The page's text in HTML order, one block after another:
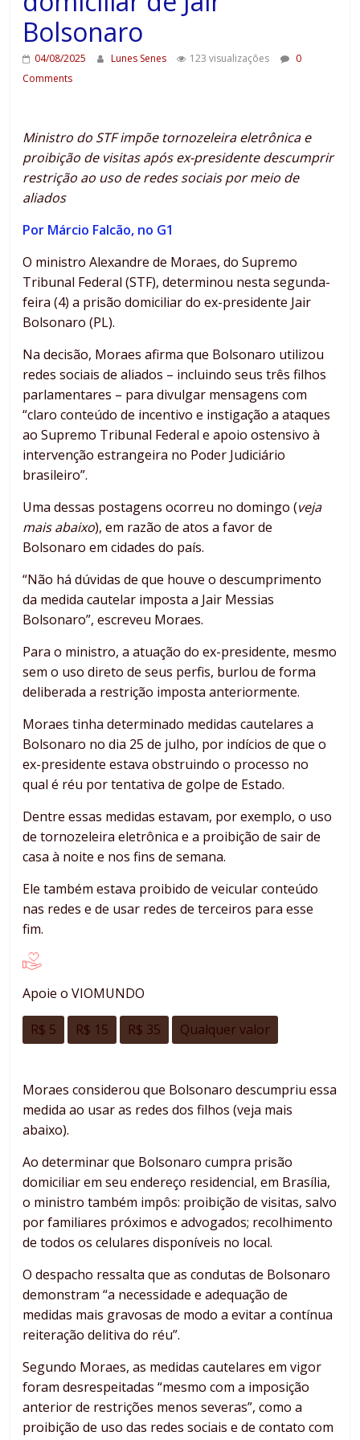
Bolsonaro
04/08/2025 Lunes Senes 123 visualizações
0
Comments
Ministro do STF impõe tornozeleira eletrônica e
proibição de visitas após ex-presidente descumprir
restrição ao uso de redes sociais por meio de
aliados
Por Márcio Falcão, no G1
O ministro Alexandre de Moraes, do Supremo
Tribunal Federal (STF), determinou nesta segunda-
feira (4) a prisão domiciliar do ex-presidente Jair
Bolsonaro (PL).
Na decisão, Moraes afirma que Bolsonaro utilizou
redes sociais de aliados – incluindo seus três filhos
parlamentares – para divulgar mensagens com
“claro conteúdo de incentivo e instigação a ataques
ao Supremo Tribunal Federal e apoio ostensivo à
intervenção estrangeira no Poder Judiciário
brasileiro”.
Uma dessas postagens ocorreu no domingo (veja
mais abaixo), em razão de atos a favor de
Bolsonaro em cidades do país.
“Não há dúvidas de que houve o descumprimento
da medida cautelar imposta a Jair Messias
Bolsonaro”, escreveu Moraes.
Para o ministro, a atuação do ex-presidente, mesmo
sem o uso direto de seus perfis, burlou de forma
deliberada a restrição imposta anteriormente.
Moraes tinha determinado medidas cautelares a
Bolsonaro no dia 25 de julho, por indícios de que o
ex-presidente estava obstruindo o processo no
qual é réu por tentativa de golpe de Estado.
Dentre essas medidas estavam, por exemplo, o uso
de tornozeleira eletrônica e a proibição de sair de
casa à noite e nos fins de semana.
Ele também estava proibido de veicular conteúdo
nas redes e de usar redes de terceiros para esse
fim.
Apoie o VIOMUNDO
R$ 5 R$ 15 R$ 35 Qualquer valor
Moraes considerou que Bolsonaro descumpriu essa
medida ao usar as redes dos filhos (veja mais
abaixo).
Ao determinar que Bolsonaro cumpra prisão
domiciliar em seu endereço residencial, em Brasília,
o ministro também impôs: proibição de visitas, salvo
por familiares próximos e advogados; recolhimento
de todos os celulares disponíveis no local.
O despacho ressalta que as condutas de Bolsonaro
demonstram “a necessidade e adequação de
medidas mais gravosas de modo a evitar a contínua
reiteração delitiva do réu”.
Segundo Moraes, as medidas cautelares em vigor
foram desrespeitadas “mesmo com a imposição
anterior de restrições menos severas”, como a
proibição de uso das redes sociais e de contato com